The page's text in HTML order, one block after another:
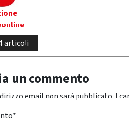
articoli
un commento
email non sarà pubblicato. I
*